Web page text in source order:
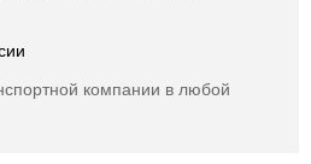
компании в любой